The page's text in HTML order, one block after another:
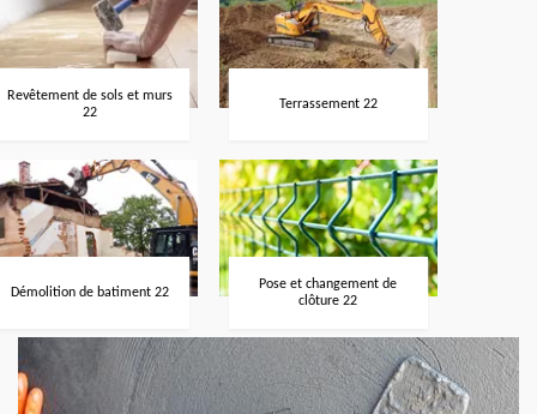
Revêtement de sols et murs
22
Terrassement 22
Démolition de batiment 22
Pose et changement de
clôture 22